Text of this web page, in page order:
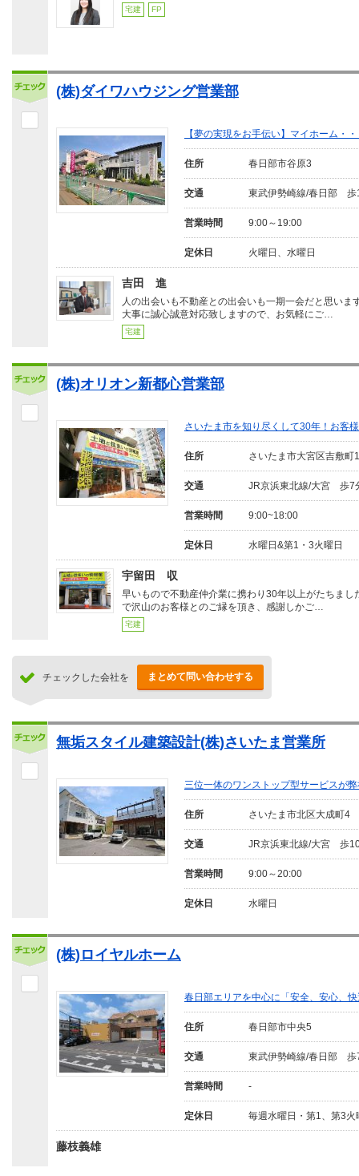
宅建 FP
(株)ダイワハウジング営業部
【夢の実現をお手伝い】マイホーム・
住所 春日部市谷原3
交通 東武伊勢崎線/春日部 歩
営業時間 9:00～19:00
定休日 火曜日、水曜日
吉田 進
人の出会いも不動産との出会いも一期一会だと思いま
大事に誠心誠意対応致しますので、お気軽にご…
宅建
(株)オリオン新都心営業部
さいたま市を知り尽くして30年！お客
住所 さいたま市大宮区吉敷町1
交通 JR京浜東北線/大宮 歩7
営業時間 9:00~18:00
定休日 水曜日&第1・3火曜日
宇留田 収
早いもので不動産仲介業に携わり30年以上がたちまし
で沢山のお客様とのご縁を頂き、感謝しかご…
宅建
チェックした会社を まとめて問い合わせする
無垢スタイル建築設計(株)さいたま営業所
三位一体のワンストップ型サービスが
住所 さいたま市北区大成町4
交通 JR京浜東北線/大宮 歩
営業時間 9:00～20:00
定休日 水曜日
(株)ロイヤルホーム
春日部エリアを中心に「安全、安心、
住所 春日部市中央5
交通 東武伊勢崎線/春日部 歩
営業時間 -
定休日 毎週水曜日・第1、第3火
藤枝義雄